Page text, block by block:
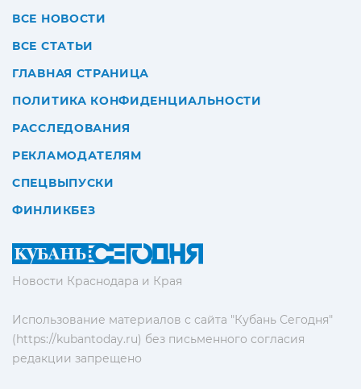
Новости Краснодара и Края
Использование материалов с сайта "Кубань Сегодня"
(https://kubantoday.ru) без письменного согласия
редакции запрещено
ВСЕ НОВОСТИ
ВСЕ СТАТЬИ
ГЛАВНАЯ СТРАНИЦА
ПОЛИТИКА КОНФИДЕНЦИАЛЬНОСТИ
РАССЛЕДОВАНИЯ
РЕКЛАМОДАТЕЛЯМ
СПЕЦВЫПУСКИ
ФИНЛИКБЕЗ